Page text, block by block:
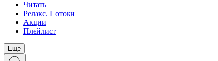
Читать
Релакс. Потоки
Акции
Плейлист
Еще